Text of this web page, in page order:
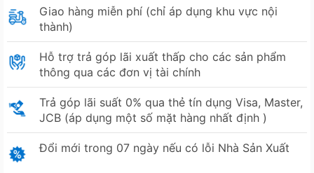
Giao hàng miễn phí (chỉ áp dụng khu vực nội
thành)
Hỗ trợ trả góp lãi xuất thấp cho các sản phẩm
thông qua các đơn vị tài chính
Trả góp lãi suất 0% qua thẻ tín dụng Visa, Master,
JCB (áp dụng một số mặt hàng nhất định )
Đổi mới trong 07 ngày nếu có lỗi Nhà Sản Xuất